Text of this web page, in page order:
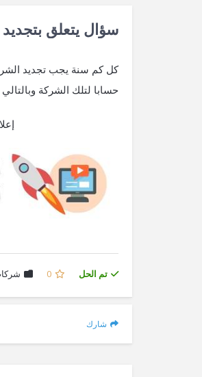
سؤال يتعلق
حسابا لتلك الشركة
تم الحل 0
شارك